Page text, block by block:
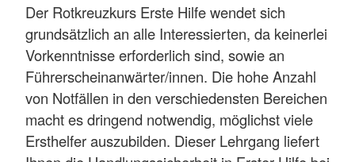
Der Rotkreuzkurs Erste Hilfe wendet sich
grundsätzlich an alle Interessierten, da keinerlei
Vorkenntnisse erforderlich sind, sowie an
Führerscheinanwärter/innen. Die hohe Anzahl
von Notfällen in den verschiedensten Bereichen
macht es dringend notwendig, möglichst viele
Ersthelfer auszubilden. Dieser Lehrgang liefert